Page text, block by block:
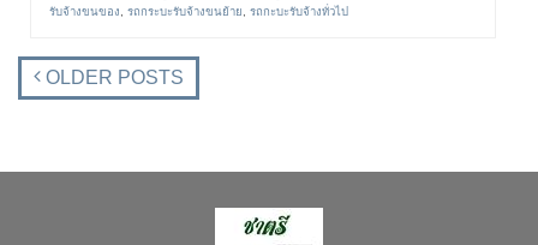
รับจ้างขนของ
รถกระบะรับจ้างขนย้าย รถกะบะรับจ้างทั่วไป
OLDER POSTS